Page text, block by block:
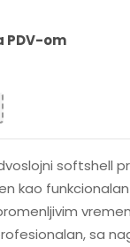
PDV-om
dvoslojni softshell
kao
sa